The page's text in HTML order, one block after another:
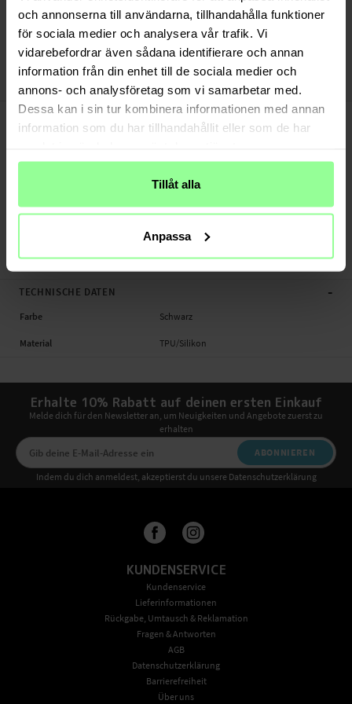
och annonserna till användarna, tillhandahålla funktioner
för sociala medier och analysera vår trafik. Vi
vidarebefordrar även sådana identifierare och annan
information från din enhet till de sociala medier och
annons- och analysföretag som vi samarbetar med.
Dessa kan i sin tur kombinera informationen med annan
information som du har tillhandahållit eller som de har
Tillåt alla
Anpassa
Versand aus unserem Lager in Schweden
Bezahle sicher via Klarna oder PayPal
30 Tage Rückgaberecht
56527
PRODUKTBESCHREIBUNG
Hülle mit Sicherheitsnadel für Apple AirTag.
Geeignet für:
Produktart: Hülle
Sicherheitsnadel, Hülle, Tracker
TECHNISCHE DATEN -
Farbe Schwarz
Material TPU/Silikon
Erhalte 10% Rabatt auf deinen ersten Einkauf
Melde dich für den Newsletter an, um Neuigkeiten und Angebote zuerst zu
erhalten
ABONNIEREN
Indem du dich anmeldest, akzeptierst du unsere Datenschutzerklärung
KUNDENSERVICE
Kundenservice
Lieferinformationen
Rückgabe, Umtausch & Reklamation
Fragen & Antworten
AGB
Datenschutzerklärung
Barrierefreiheit
Über uns